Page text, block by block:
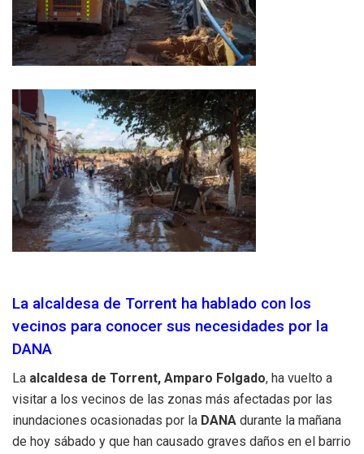
La alcaldesa de Torrent ha hablado con los
vecinos para conocer sus necesidades por la
DANA
La alcaldesa de Torrent, Amparo Folgado, ha vuelto a
visitar a los vecinos de las zonas más afectadas por las
inundaciones ocasionadas por la DANA durante la mañana
de hoy sábado y que han causado graves daños en el barrio